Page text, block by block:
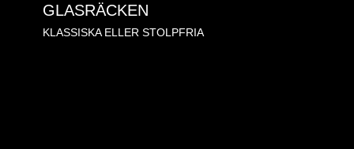
GLASRÄCKEN
KLASSISKA ELLER STOLPFRIA